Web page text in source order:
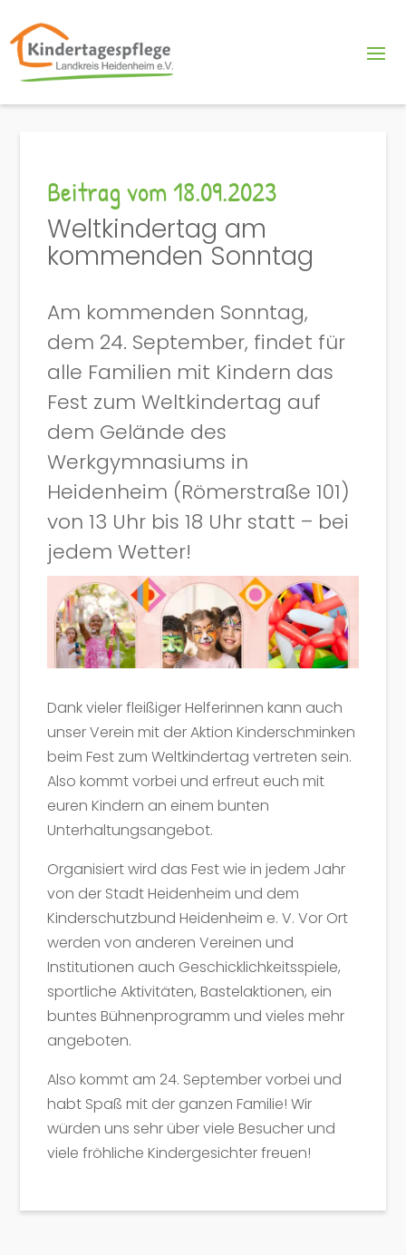
Beitrag vom 18.09.2023
Weltkindertag am
kommenden Sonntag
Am kommenden Sonntag,
dem 24. September, findet für
alle Familien mit Kindern das
Fest zum Weltkindertag auf
dem Gelände des
Werkgymnasiums in
Heidenheim (Römerstraße 101)
von 13 Uhr bis 18 Uhr statt – bei
jedem Wetter!
Dank vieler fleißiger Helferinnen kann auch
unser Verein mit der Aktion Kinderschminken
beim Fest zum Weltkindertag vertreten sein.
Also kommt vorbei und erfreut euch mit
euren Kindern an einem bunten
Unterhaltungsangebot.
Organisiert wird das Fest wie in jedem Jahr
von der Stadt Heidenheim und dem
Kinderschutzbund Heidenheim e. V. Vor Ort
werden von anderen Vereinen und
Institutionen auch Geschicklichkeitsspiele,
sportliche Aktivitäten, Bastelaktionen, ein
buntes Bühnenprogramm und vieles mehr
angeboten.
Also kommt am 24. September vorbei und
habt Spaß mit der ganzen Familie! Wir
würden uns sehr über viele Besucher und
viele fröhliche Kindergesichter freuen!